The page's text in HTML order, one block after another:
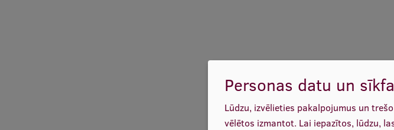
Personas datu un
Lūdzu, izvēlieties pakalpojumus un
vēlētos izmantot. Lai iepazītos, lūdzu,